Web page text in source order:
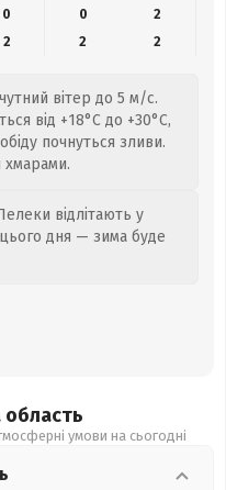
0 0
2
2 2 2
вітер до 5 м/с.
від +18°C до +30°C,
почнуться зливи.
хмарами.
відлітають у
дня — зима буде
область
умови на сьогодні